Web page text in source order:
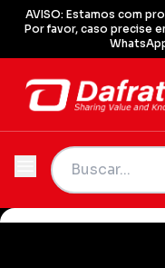
AVISO: Estamos com
Por favor, caso precise